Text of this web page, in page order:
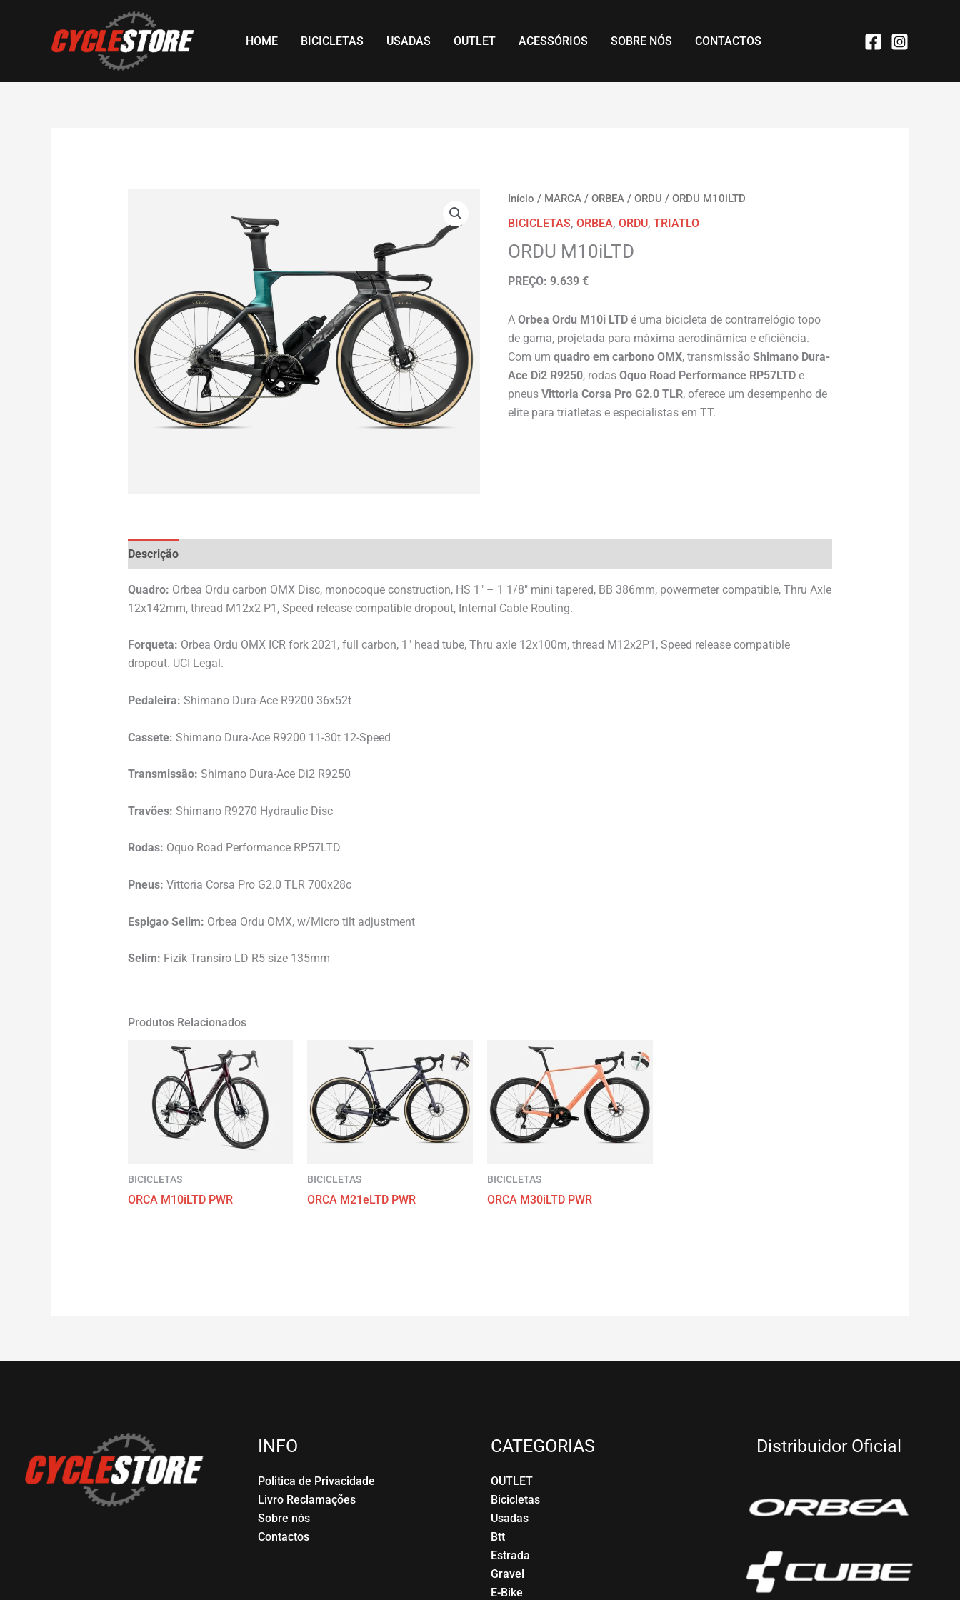
HOME BICICLETAS USADAS OUTLET ACESSÓRIOS SOBRE NÓS CONTACTOS
Início / MARCA /ORBEA /ORDU / ORDU M10iLTD
BICICLETAS,ORBEA,ORDU,TRIATLO
ORDU M10iLTD
PREÇO: 9.639 €
AOrbea Ordu M10i LTD é uma bicicleta de contrarrelógio topo
de gama, projetada para máxima aerodinâmica e eficiência.
Com umquadro em carbono OMX, transmissãoShimano Dura-
Ace Di2 R9250, rodasOquo Road Performance RP57LTD e
pneusVittoria Corsa Pro G2.0 TLR, oferece um desempenho de
elite para triatletas e especialistas em TT.
Descrição
Quadro: Orbea Ordu carbon OMX Disc, monocoque construction, HS 1″ – 1 1/8″ mini tapered, BB 386mm, powermeter compatible, Thru Axle
12x142mm, thread M12x2 P1, Speed release compatible dropout, Internal Cable Routing.
Forqueta: Orbea Ordu OMX ICR fork 2021, full carbon, 1″ head tube, Thru axle 12x100m, thread M12x2P1, Speed release compatible
dropout. UCI Legal.
Pedaleira: Shimano Dura-Ace R9200 36x52t
Cassete: Shimano Dura-Ace R9200 11-30t 12-Speed
Transmissão: Shimano Dura-Ace Di2 R9250
Travões: Shimano R9270 Hydraulic Disc
Rodas: Oquo Road Performance RP57LTD
Pneus: Vittoria Corsa Pro G2.0 TLR 700x28c
Espigao Selim: Orbea Ordu OMX, w/Micro tilt adjustment
Selim: Fizik Transiro LD R5 size 135mm
Produtos Relacionados
BICICLETAS
ORCA M10iLTD PWR
BICICLETAS
ORCA M21eLTD PWR
BICICLETAS
ORCA M30iLTD PWR
INFO
Politica de Privacidade
Livro Reclamações
Sobre nós
Contactos
CATEGORIAS
OUTLET
Bicicletas
Usadas
Btt
Estrada
Gravel
E-Bike
Distribuidor Oficial